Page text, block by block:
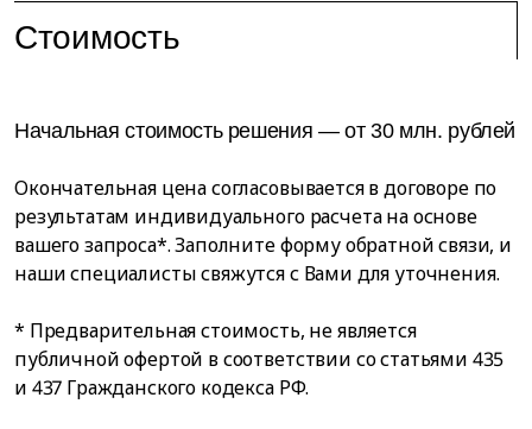
Стоимость
Начальная стоимость решения — от 30 млн. рублей
Окончательная цена согласовывается в договоре по
результатам индивидуального расчета на основе
вашего запроса*. Заполните форму обратной связи, и
наши специалисты свяжутся с Вами для уточнения.
* Предварительная стоимость, не является
публичной офертой в соответствии со статьями 435
и 437 Гражданского кодекса РФ.